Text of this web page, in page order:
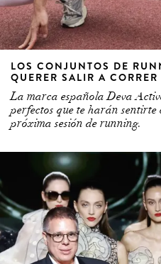
LOS CONJUNTOS DE
QUERER SALIR A CORRER
La marca española Deva
perfectos que te harán sentirte
próxima sesión de running.